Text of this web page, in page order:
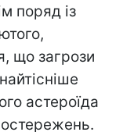
поряд із
що загрози
астероїда